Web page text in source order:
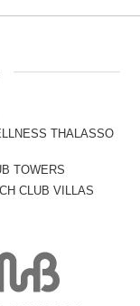
THALASSO
TOWERS
CLUB VILLAS